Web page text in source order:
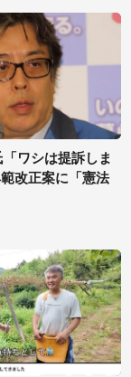
ワシは提訴しま
改正案に「憲法